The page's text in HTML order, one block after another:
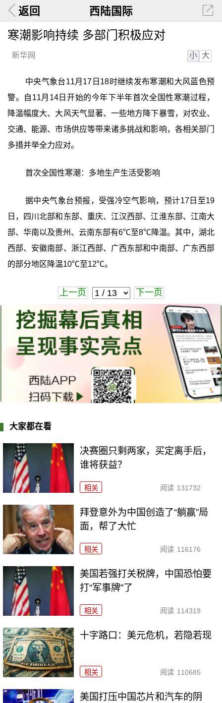
返回 西陆国际
寒潮影响持续 多部门积极应对
新华网 小 大
中央气象台11月17日18时继续发布寒潮和大风蓝色预
警。自11月14日开始的今年下半年首次全国性寒潮过程，
降温幅度大、大风天气显著、一些地方降下暴雪，对农业、
交通、能源、市场供应等带来诸多挑战和影响，各相关部门
多措并举全力应对。
首次全国性寒潮：多地生产生活受影响
据中央气象台预报，受强冷空气影响，预计17日至19
日，四川北部和东部、重庆、江汉西部、江淮东部、江南大
部、华南以及贵州、云南东部有6℃至8℃降温。其中，湖北
西部、安徽南部、浙江西部、广西东部和中南部、广东西部
的部分地区降温10℃至12℃。
上一页 下一页
大家都在看
决赛圈只剩两家，买定离手后，
谁将获益？
相关 阅读 131732
拜登意外为中国创造了“躺赢”局
面，帮了大忙
相关 阅读 116176
美国若强打关税牌，中国恐怕要
打“军事牌”了
相关 阅读 114319
十字路口：美元危机，若隐若现
相关 阅读 110685
美国打压中国芯片和汽车的阴